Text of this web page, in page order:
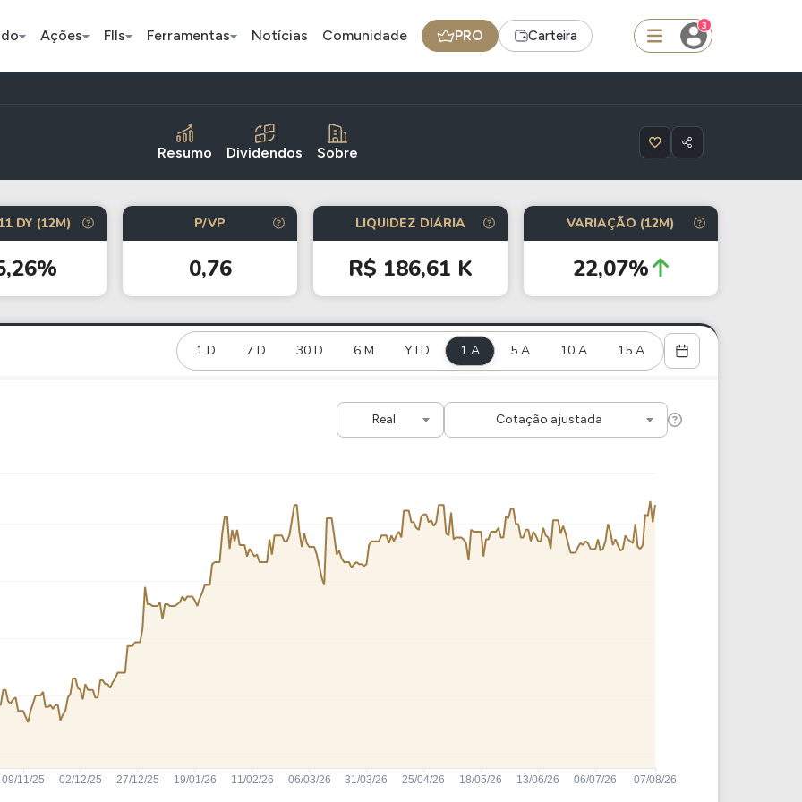
Ações FIIs Ferramentas Notícias Comunidade PRO Carteira
3
Ação
Bradesco
BDR
JBS
FII
TRXF11
Ferramenta
Dividendos
ETFs
BOVA11
Stocks
Tesla
Apple
Criptomoedas
Bitcoin
Ethereum
Dogecoin
Solana
Ideias
Agenda de Dividendos
Radar do Dividendo Inteligente
Comparador de Ativos
As Ações Mais Buscadas
Resumo Dividendos Sobre
DY (12M) P/VP
0,76
LIQUIDEZ DIÁRIA
R$ 186,61 K
VARIAÇÃO (12M)
22,07%
1 D 7 D 30 D 6 M YTD 1 A 5 A 10 A 15 A
Real Cotação ajustada